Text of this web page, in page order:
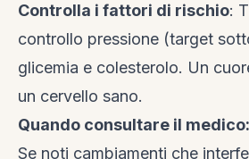
Controlla i fattori di rischio:
controllo pressione (target
glicemia e colesterolo. Un
un cervello sano.
Quando consultare il medico:
Se noti cambiamenti che